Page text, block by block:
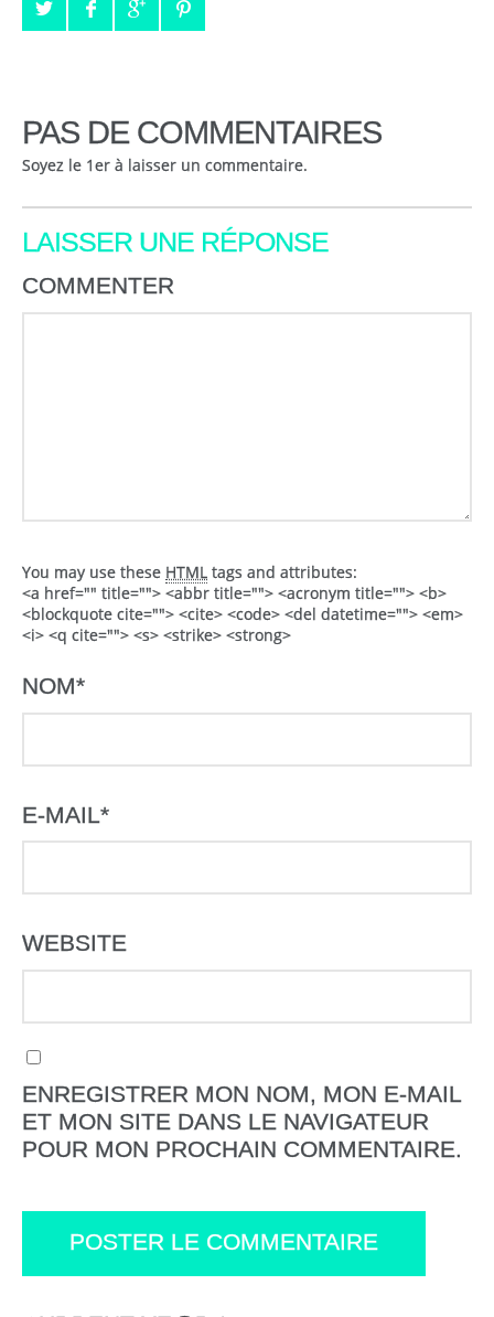
PAS DE COMMENTAIRES
Soyez le 1er à laisser un commentaire.
LAISSER UNE RÉPONSE
COMMENTER
You may use these HTML tags and attributes:
<a href="" title=""> <abbr title=""> <acronym title=""> <b>
<blockquote cite=""> <cite> <code> <del datetime=""> <em>
<i> <q cite=""> <s> <strike> <strong>
NOM*
E-MAIL*
WEBSITE
ENREGISTRER MON NOM, MON E-MAIL
ET MON SITE DANS LE NAVIGATEUR
POUR MON PROCHAIN COMMENTAIRE.